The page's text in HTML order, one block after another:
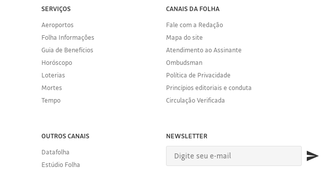
SERVIÇOS
Aeroportos
Folha Informações
Guia de Benefícios
Horóscopo
Loterias
Mortes
Tempo
OUTROS CANAIS
Datafolha
Estúdio Folha
CANAIS DA FOLHA
Fale com a Redação
Mapa do site
Atendimento ao Assinante
Ombudsman
Política de Privacidade
Princípios editoriais e conduta
Circulação Verificada
NEWSLETTER